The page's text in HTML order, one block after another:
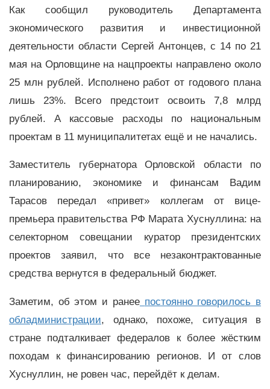
Как сообщил руководитель Департамента
экономического развития и инвестиционной
деятельности области Сергей Антонцев, с 14 по 21
мая на Орловщине на нацпроекты направлено около
25 млн рублей. Исполнено работ от годового плана
лишь 23%. Всего предстоит освоить 7,8 млрд
рублей. А кассовые расходы по национальным
проектам в 11 муниципалитетах ещё и не начались.
Заместитель губернатора Орловской области по
планированию, экономике и финансам Вадим
Тарасов передал «привет» коллегам от вице-
премьера правительства РФ Марата Хуснуллина: на
селекторном совещании куратор президентских
проектов заявил, что все незаконтрактованные
средства вернутся в федеральный бюджет.
Заметим, об этом и ранее постоянно говорилось в
обладминистрации, однако, похоже, ситуация в
стране подталкивает федералов к более жёстким
походам к финансированию регионов. И от слов
Хуснуллин, не ровен час, перейдёт к делам.